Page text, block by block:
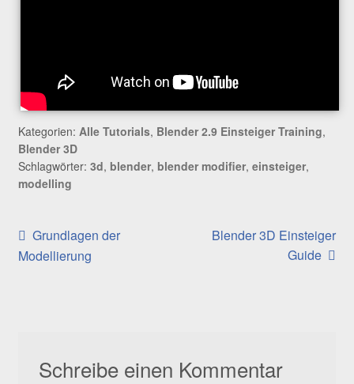
Kategorien: Alle Tutorials, Blender 2.9 Einsteiger Training,
Blender 3D
Schlagwörter: 3d, blender, blender modifier, einsteiger,
modelling
Beitragsnavigation
Vorheriger
Beitrag:
Grundlagen der
Modellierung
Nächster
Blender 3D Einsteiger
Guide
Schreibe einen Kommentar